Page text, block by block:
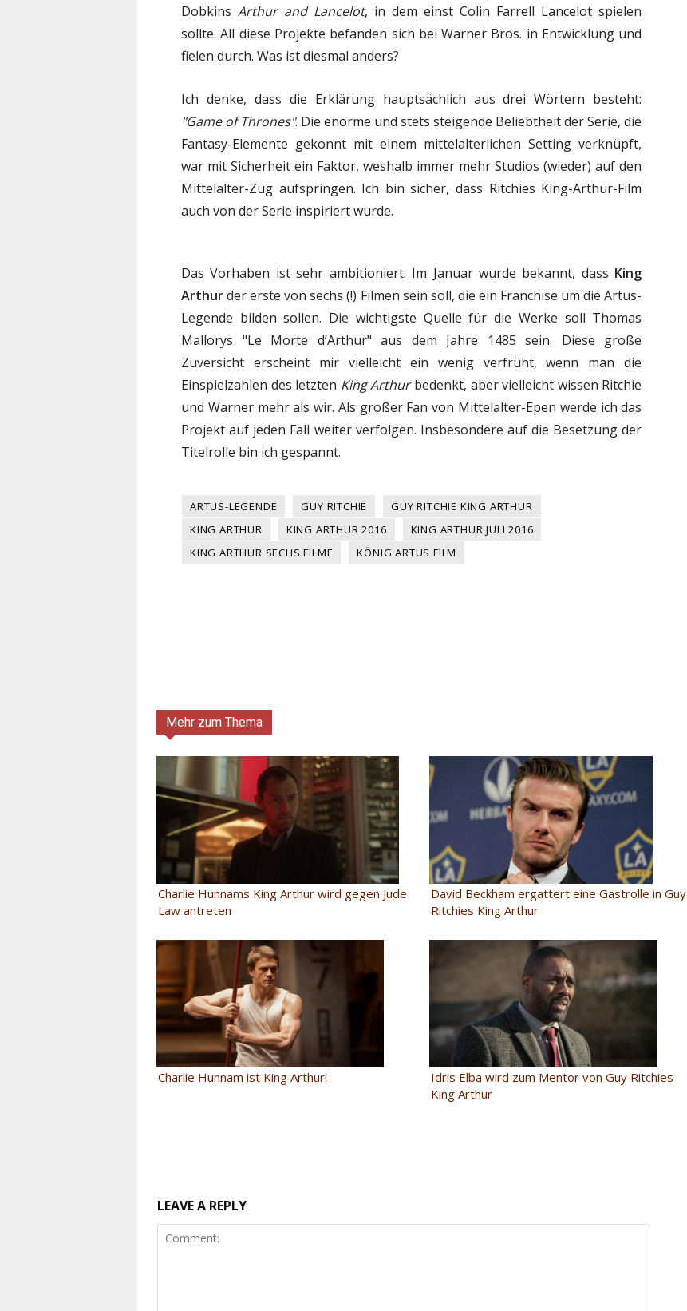
DobkinsArthur and Lancelot, in dem einst Colin Farrell Lancelot spielen
sollte. All diese Projekte befanden sich bei Warner Bros. in Entwicklung und
fielen durch. Was ist diesmal anders?
Ich denke, dass die Erklärung hauptsächlich aus drei Wörtern besteht:
"Game of Thrones". Die enorme und stets steigende Beliebtheit der Serie, die
Fantasy-Elemente gekonnt mit einem mittelalterlichen Setting verknüpft,
war mit Sicherheit ein Faktor, weshalb immer mehr Studios (wieder) auf den
Mittelalter-Zug aufspringen. Ich bin sicher, dass Ritchies King-Arthur-Film
auch von der Serie inspiriert wurde.
Das Vorhaben ist sehr ambitioniert. Im Januar wurde bekannt, dass King
Arthurder erste von sechs (!) Filmen sein soll, die ein Franchise um die Artus-
Legende bilden sollen. Die wichtigste Quelle für die Werke soll Thomas
Mallorys "Le Morte d’Arthur" aus dem Jahre 1485 sein. Diese große
Zuversicht erscheint mir vielleicht ein wenig verfrüht, wenn man die
Einspielzahlen des letzten King Arthurbedenkt, aber vielleicht wissen Ritchie
und Warner mehr als wir. Als großer Fan von Mittelalter-Epen werde ich das
Projekt auf jeden Fall weiter verfolgen. Insbesondere auf die Besetzung der
Titelrolle bin ich gespannt.
ARTUS-LEGENDE GUY RITCHIE
GUY RITCHIE KING ARTHUR
KING ARTHUR
KING ARTHUR 2016
KING ARTHUR JULI 2016
KING ARTHUR SECHS FILME
KÖNIG ARTUS FILM
Mehr zum Thema
Charlie Hunnams King Arthur wird gegen Jude
Law antreten
David Beckham ergattert eine Gastrolle in Guy
Ritchies King Arthur
Charlie Hunnam ist King Arthur!
Idris Elba wird zum Mentor von Guy Ritchies
King Arthur
LEAVE A REPLY